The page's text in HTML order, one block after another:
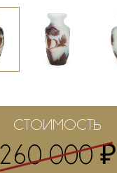
СТОИМОСТЬ
260 000₽